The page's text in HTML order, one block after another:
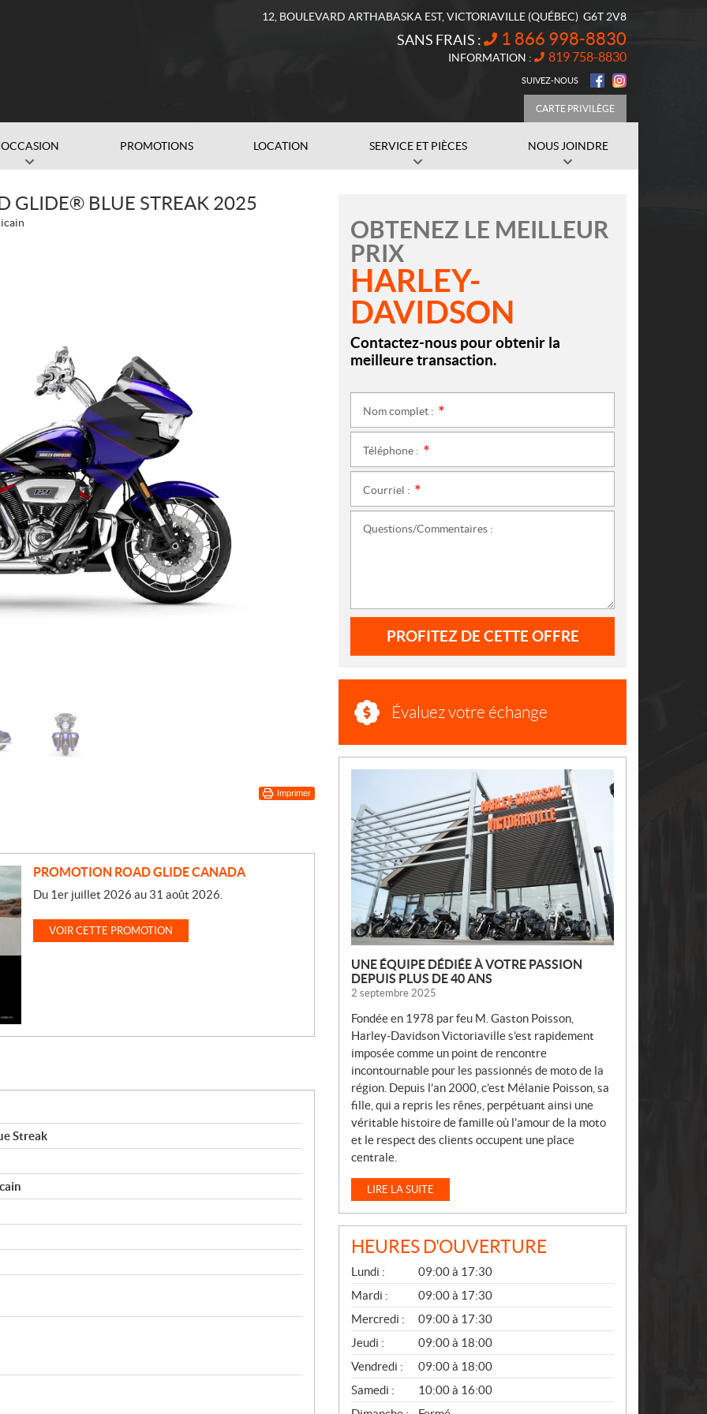
12, BOULEVARD ARTHABASKA EST, VICTORIAVILLE (QUÉBEC) G6T 2V8
SANS FRAIS : 1 866 998-8830
INFORMATION : 819 758-8830
SUIVEZ-NOUS
CARTE PRIVILÈGE
OCCASION PROMOTIONS LOCATION SERVICE ET PIÈCES NOUS JOINDRE
GLIDE® BLUE STREAK 2025
Imprimer
PROMOTION ROAD GLIDE CANADA
Du 1er juillet 2026 au 31 août 2026.
VOIR CETTE PROMOTION
Streak
OBTENEZ LE MEILLEUR
PRIX
HARLEY-
DAVIDSON
Contactez-nous pour obtenir la
meilleure transaction.
Nom complet :
Téléphone :
Courriel :
Questions/Commentaires :
PROFITEZ DE CETTE OFFRE
Évaluez votre échange
U
V
E
L
L
E
S
UNE ÉQUIPE DÉDIÉE À VOTRE PASSION
DEPUIS PLUS DE 40 ANS
2 septembre 2025
Fondée en 1978 par feu M. Gaston Poisson,
Harley-Davidson Victoriaville s’est rapidement
imposée comme un point de rencontre
incontournable pour les passionnés de moto de la
région. Depuis l’an 2000, c’est Mélanie Poisson, sa
fille, qui a repris les rênes, perpétuant ainsi une
véritable histoire de famille où l’amour de la moto
et le respect des clients occupent une place
centrale.
LIRE LA SUITE
HEURES D'OUVERTURE
G
É
N
É
R
A
L
Lundi :
09:00 à 17:30
Mardi :
09:00 à 17:30
Mercredi :
09:00 à 17:30
Jeudi :
09:00 à 18:00
Vendredi :
09:00 à 18:00
Samedi :
10:00 à 16:00